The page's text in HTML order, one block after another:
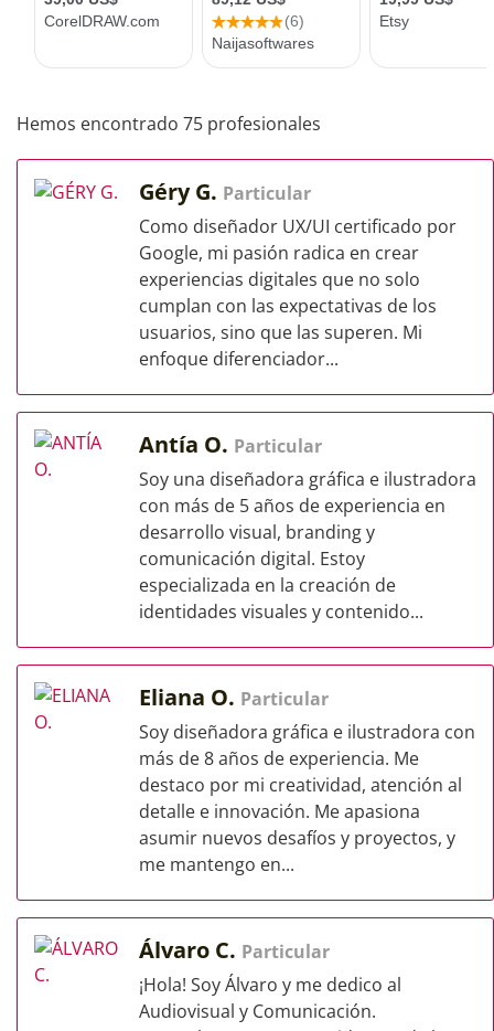
Hemos encontrado 75 profesionales
Géry G. Particular
Como diseñador UX/UI certificado por
Google, mi pasión radica en crear
experiencias digitales que no solo
cumplan con las expectativas de los
usuarios, sino que las superen. Mi
enfoque diferenciador...
Antía O. Particular
Soy una diseñadora gráfica e ilustradora
con más de 5 años de experiencia en
desarrollo visual, branding y
comunicación digital. Estoy
especializada en la creación de
identidades visuales y contenido...
Eliana O. Particular
Soy diseñadora gráfica e ilustradora con
más de 8 años de experiencia. Me
destaco por mi creatividad, atención al
detalle e innovación. Me apasiona
asumir nuevos desafíos y proyectos, y
me mantengo en...
Álvaro C. Particular
¡Hola! Soy Álvaro y me dedico al
Audiovisual y Comunicación.